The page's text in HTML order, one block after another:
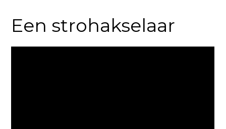
Een strohakselaar